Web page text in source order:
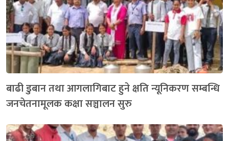
बाढी डुबान तथा आगलागिबाट हुने क्षति न्यूनिकरण सम्बन्धि
जनचेतनामूलक कक्षा सञ्चालन सुरु